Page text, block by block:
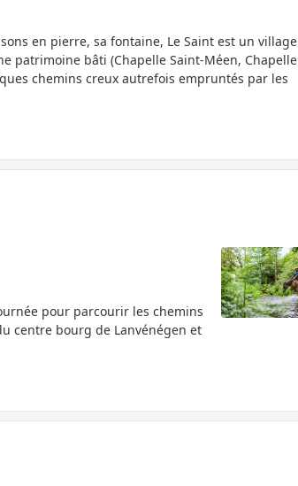
en pierre, sa fontaine, Le Saint est un village
patrimoine bâti (Chapelle Saint-Méen, Chapelle
chemins creux autrefois empruntés par les
pour parcourir les chemins
centre bourg de Lanvénégen et